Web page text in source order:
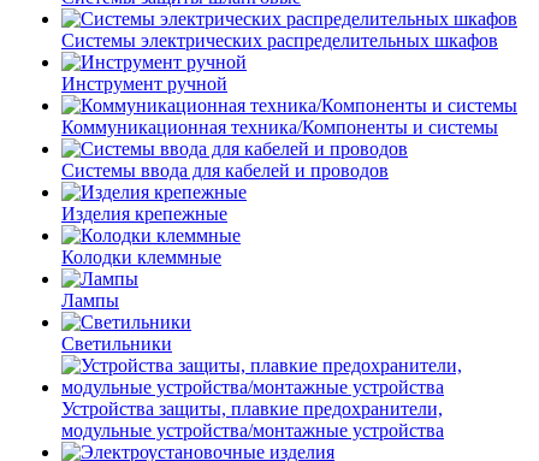
Системы электрических распределительных шкафов
Инструмент ручной
Коммуникационная техника/Компоненты и системы
Системы ввода для кабелей и проводов
Изделия крепежные
Колодки клеммные
Лампы
Светильники
Устройства защиты, плавкие предохранители,
модульные устройства/монтажные устройства